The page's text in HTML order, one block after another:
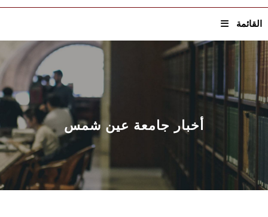
القائمة
الرئيسيـة
عن الجامعة
القطاعـات
الشئون الأكاديمية
البحث العلمي
أخبار جامعة عين شمس